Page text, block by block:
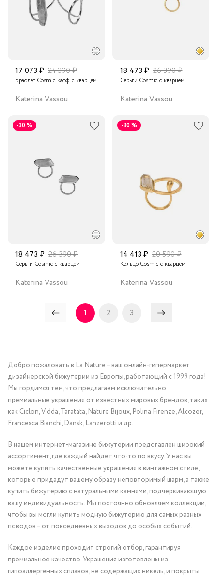
17 073 ₽ 24 390 ₽
Браслет Cosmic кафф, с кварцем
Katerina Vassou
18 473 ₽ 26 390 ₽
Серьги Cosmic с кварцем
Katerina Vassou
-30 %
18 473 ₽ 26 390 ₽
Серьги Cosmic с кварцем
Katerina Vassou
-30 %
14 413 ₽ 20 590 ₽
Кольцо Cosmic с кварцем
Katerina Vassou
1 2 3
Добро пожаловать в La Nature – ваш онлайн-гипермаркет
дизайнерской бижутерии из Европы, работающий с 1999 года!
Мы гордимся тем, что предлагаем исключительно
премиальные украшения от известных мировых брендов, таких
как Ciclon, Vidda, Taratata, Nature Bijoux, Polina Firenze, Alcozer,
Francesca Bianchi, Dansk, Lanzerotti и др.
В нашем интернет-магазине бижутерии представлен широкий
ассортимент, где каждый найдет что-то по вкусу. У нас вы
можете купить качественные украшения в винтажном стиле,
которые придадут вашему образу неповторимый шарм, а также
купить бижутерию с натуральными камнями, подчеркивающую
вашу индивидуальность. Мы постоянно обновляем коллекции,
чтобы вы могли купить модную бижутерию для самых разных
поводов – от повседневных выходов до особых событий.
Каждое изделие проходит строгий отбор, гарантируя
премиальное качество. Украшения изготовлены из
гипоаллергенных сплавов, не содержащих никель, и покрыты